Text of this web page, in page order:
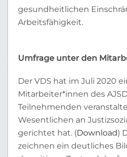
gesundheitlichen
Arbeitsfähigkeit.
Umfrage unter den
Der VDS hat im Juli 2020
Mitarbeiter*innen des
Teilnehmenden
Wesentlichen an
gerichtet hat. (Download)
zeichnen ein deutliches